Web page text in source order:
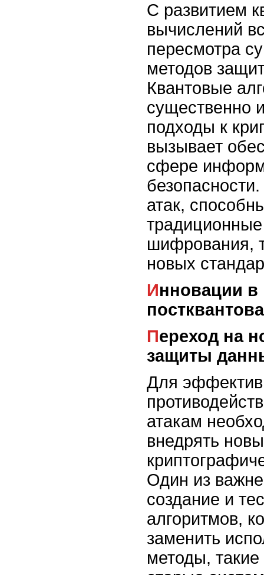
С развитием
вычислений
пересмотра
методов
Квантовые
существенно
подходы к
вызывает
сфере
атак,
шифрования,
новых
Инновации в криптографии:
Переход на новые стандарты
защиты
Для
атакам
внедрять
Один из
создание и
алгоритмов,
заменить
методы,